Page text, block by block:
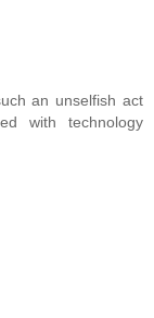
an unselfish act
with technology